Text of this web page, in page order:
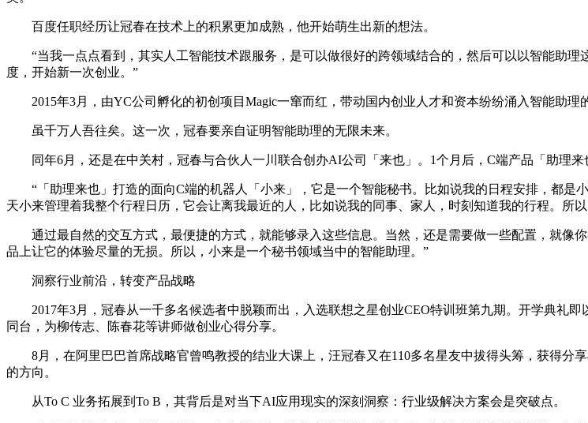
百度任职经历让冠春在技术上的积累更加成熟，他开始萌生出新的想法。
“当我一点点看到，其实人工智能技术跟服务，是可以做很好的跨领域结合的，然后可以以智能助理
度，开始新一次创业。”
2015年3月，由YC公司孵化的初创项目Magic一窜而红，带动国内创业人才和资本纷纷涌入智能助理
虽千万人吾往矣。这一次，冠春要亲自证明智能助理的无限未来。
同年6月，还是在中关村，冠春与合伙人一川联合创办AI公司「来也」。1个月后，C端产品「助理来
“「助理来也」打造的面向C端的机器人「小来」，它是一个智能秘书。比如说我的日程安排，都是
天小来管理着我整个行程日历，它会让离我最近的人，比如说我的同事、家人，时刻知道我的行程。所
通过最自然的交互方式，最便捷的方式，就能够录入这些信息。当然，还是需要做一些配置，就像
品上让它的体验尽量的无损。所以，小来是一个秘书领域当中的智能助理。”
洞察行业前沿，转变产品战略
2017年3月，冠春从一千多名候选者中脱颖而出，入选联想之星创业CEO特训班第九期。开学典礼即
同台，为柳传志、陈春花等讲师做创业心得分享。
8月，在阿里巴巴首席战略官曾鸣教授的结业大课上，汪冠春又在110多名星友中拔得头筹，获得分
的方向。
从To C 业务拓展到To B，其背后是对当下AI应用现实的深刻洞察：行业级解决方案会是突破点。